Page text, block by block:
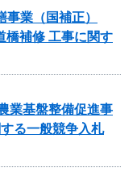
業（国補正）
橋補修 工事に関す
業基盤整備促進事
る一般競争入札